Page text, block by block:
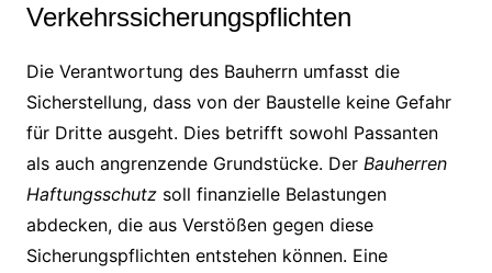
Verkehrssicherungspflichten
Die Verantwortung des Bauherrn umfasst die
Sicherstellung, dass von der Baustelle keine Gefahr
für Dritte ausgeht. Dies betrifft sowohl Passanten
als auch angrenzende Grundstücke. Der Bauherren
Haftungsschutzsoll finanzielle Belastungen
abdecken, die aus Verstößen gegen diese
Sicherungspflichten entstehen können. Eine